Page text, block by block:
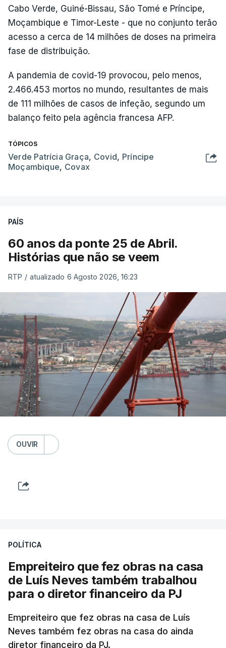
Cabo Verde, Guiné-Bissau, São Tomé e Príncipe,
Moçambique e Timor-Leste - que no conjunto terão
acesso a cerca de 14 milhões de doses na primeira
fase de distribuição.
A pandemia de covid-19 provocou, pelo menos,
2.466.453 mortos no mundo, resultantes de mais
de 111 milhões de casos de infeção, segundo um
balanço feito pela agência francesa AFP.
TÓPICOS
Verde Patrícia Graça, Covid, Príncipe
Moçambique, Covax
PAÍS
60 anos da ponte 25 de Abril.
Histórias que não se veem
RTP / atualizado 6 Agosto 2026, 16:23
OUVIR
POLÍTICA
Empreiteiro que fez obras na casa
de Luís Neves também trabalhou
para o diretor financeiro da PJ
Empreiteiro que fez obras na casa de Luís
Neves também fez obras na casa do ainda
diretor financeiro da PJ.